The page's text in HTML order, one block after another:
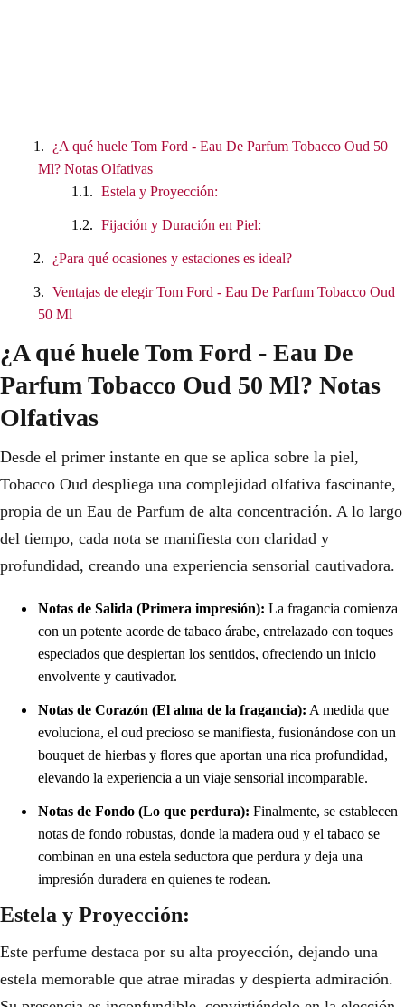
¿A qué huele Tom Ford - Eau De Parfum Tobacco Oud 50
Ml? Notas Olfativas
Estela y Proyección:
Fijación y Duración en Piel:
¿Para qué ocasiones y estaciones es ideal?
Ventajas de elegir Tom Ford - Eau De Parfum Tobacco Oud
50 Ml
¿A qué huele Tom Ford - Eau De
Parfum Tobacco Oud 50 Ml? Notas
Olfativas
Desde el primer instante en que se aplica sobre la piel,
Tobacco Oud despliega una complejidad olfativa fascinante,
propia de un Eau de Parfum de alta concentración. A lo largo
del tiempo, cada nota se manifiesta con claridad y
profundidad, creando una experiencia sensorial cautivadora.
Notas de Salida (Primera impresión): La fragancia comienza
con un potente acorde de tabaco árabe, entrelazado con toques
especiados que despiertan los sentidos, ofreciendo un inicio
envolvente y cautivador.
Notas de Corazón (El alma de la fragancia): A medida que
evoluciona, el oud precioso se manifiesta, fusionándose con un
bouquet de hierbas y flores que aportan una rica profundidad,
elevando la experiencia a un viaje sensorial incomparable.
Notas de Fondo (Lo que perdura): Finalmente, se establecen
notas de fondo robustas, donde la madera oud y el tabaco se
combinan en una estela seductora que perdura y deja una
impresión duradera en quienes te rodean.
Estela y Proyección:
Este perfume destaca por su alta proyección, dejando una
estela memorable que atrae miradas y despierta admiración.